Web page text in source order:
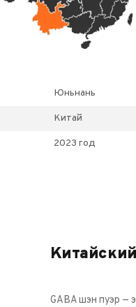
Юньнань
Китай
2023 год
GABA шэн пуэр —